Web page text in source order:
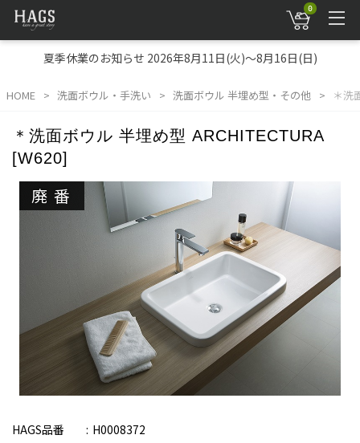
0
夏季休業のお知らせ 2026年8月11日(火)～8月16日(日)
HOME 洗面ボウル・手洗い 洗面ボウル 半埋め型・その他 ＊洗
＊洗面ボウル 半埋め型 ARCHITECTURA
[W620]
廃番
HAGS品番
H0008372